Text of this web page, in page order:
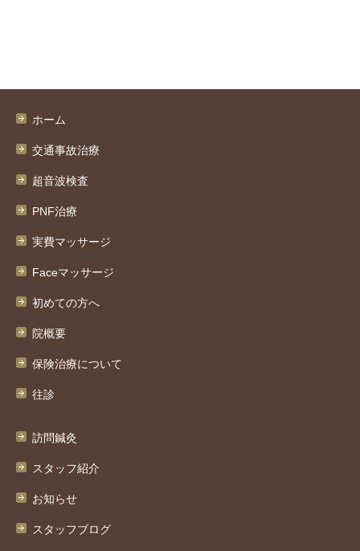
ホーム
交通事故治療
超音波検査
PNF治療
実費マッサージ
Faceマッサージ
初めての方へ
院概要
保険治療について
往診
訪問鍼灸
スタッフ紹介
お知らせ
スタッフブログ